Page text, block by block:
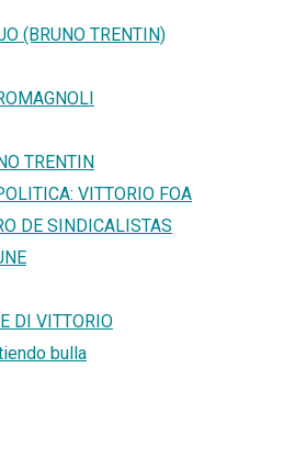
(BRUNO TRENTIN)
TRENTIN
VITTORIO FOA
DE SINDICALISTAS
DI VITTORIO
bulla